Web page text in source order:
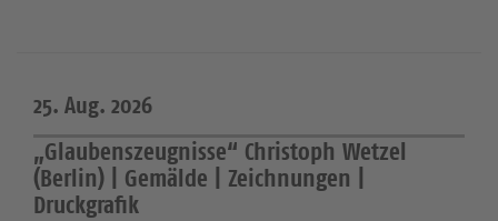
25. Aug. 2026
„Glaubenszeugnisse“ Christoph Wetzel
(Berlin) | Gemälde | Zeichnungen |
Druckgrafik